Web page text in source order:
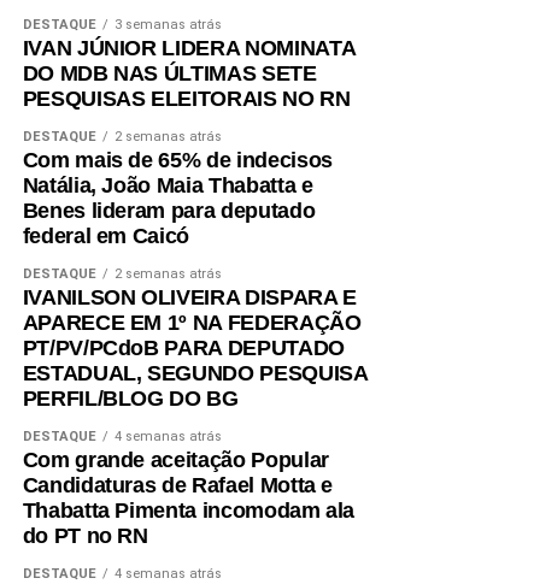
DESTAQUE 3 semanas atrás
IVAN JÚNIOR LIDERA NOMINATA
DO MDB NAS ÚLTIMAS SETE
PESQUISAS ELEITORAIS NO RN
DESTAQUE 2 semanas atrás
Com mais de 65% de indecisos
Natália, João Maia Thabatta e
Benes lideram para deputado
federal em Caicó
DESTAQUE 2 semanas atrás
IVANILSON OLIVEIRA DISPARA E
APARECE EM 1º NA FEDERAÇÃO
PT/PV/PCdoB PARA DEPUTADO
ESTADUAL, SEGUNDO PESQUISA
PERFIL/BLOG DO BG
DESTAQUE 4 semanas atrás
Com grande aceitação Popular
Candidaturas de Rafael Motta e
Thabatta Pimenta incomodam ala
do PT no RN
DESTAQUE 4 semanas atrás